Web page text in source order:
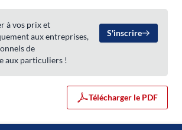
à vos prix et
aux entreprises,
de
aux particuliers !
S'inscrire
Télécharger le PDF